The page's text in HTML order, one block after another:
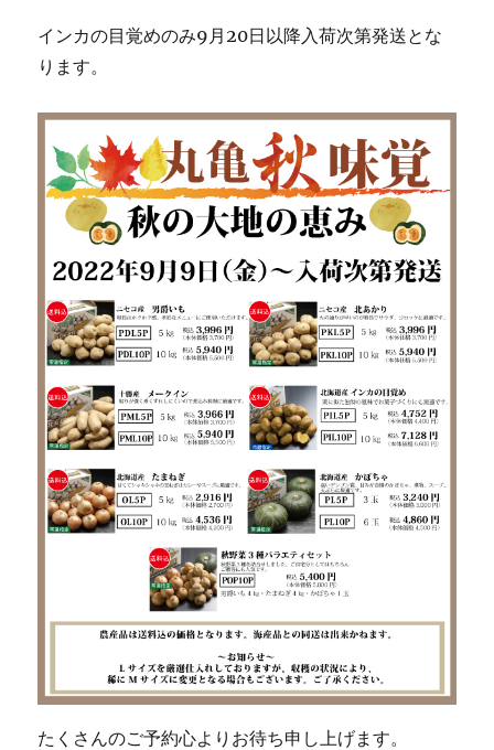
インカの目覚めのみ9月20日以降入荷次第発送とな
ります。
たくさんのご予約心よりお待ち申し上げます。